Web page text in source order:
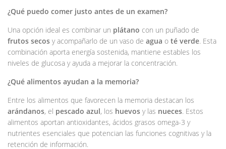
¿Qué puedo comer justo antes de un examen?
Una opción ideal es combinar un plátano con un puñado de
frutos secos y acompañarlo de un vaso de agua o té verde. Esta
combinación aporta energía sostenida, mantiene estables los
niveles de glucosa y ayuda a mejorar la concentración.
¿Qué alimentos ayudan a la memoria?
Entre los alimentos que favorecen la memoria destacan los
arándanos, el pescado azul, los huevos y las nueces. Estos
alimentos aportan antioxidantes, ácidos grasos omega-3 y
nutrientes esenciales que potencian las funciones cognitivas y la
retención de información.